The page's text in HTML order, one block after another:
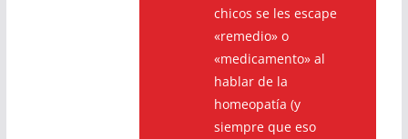
chicos se les escape
«remedio» o
«medicamento» al
hablar de la
homeopatía (y
siempre que eso